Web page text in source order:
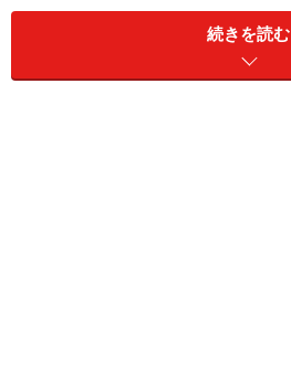
続きを読む